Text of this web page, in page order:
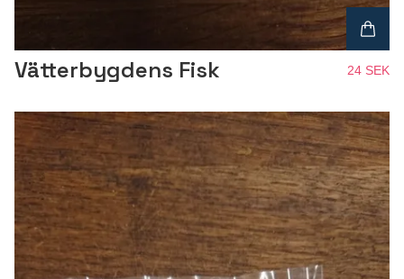
Vätterbygdens Fisk 24 SEK